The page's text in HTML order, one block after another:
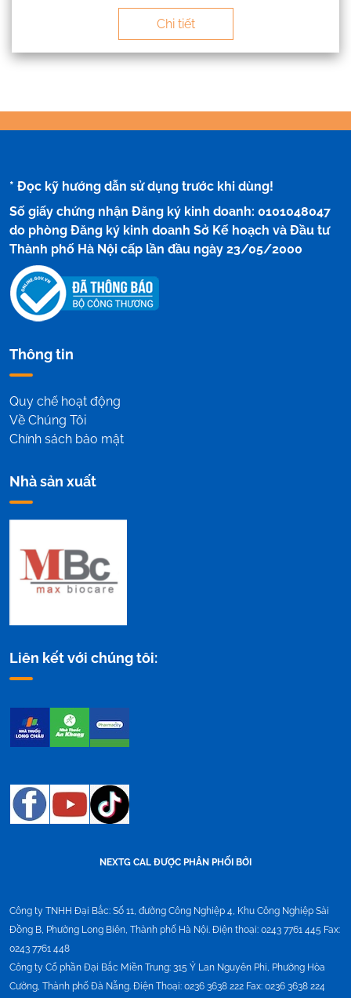
Chi tiết
* Đọc kỹ hướng dẫn sử dụng trước khi dùng!
Số giấy chứng nhận Đăng ký kinh doanh: 0101048047
do phòng Đăng ký kinh doanh Sở Kế hoạch và Đầu tư
Thành phố Hà Nội cấp lần đầu ngày 23/05/2000
Thông tin
Quy chế hoạt động
Về Chúng Tôi
Chính sách bảo mật
Nhà sản xuất
Liên kết với chúng tôi:
NEXTG CAL ĐƯỢC PHÂN PHỐI BỞI
Công ty TNHH Đại Bắc: Số 11, đường Công Nghiệp 4, Khu Công Nghiệp Sài
Đồng B, Phường Long Biên, Thành phố Hà Nội. Điện thoại: 0243 7761 445 Fax:
0243 7761 448
Công ty Cổ phần Đại Bắc Miền Trung: 315 Ỷ Lan Nguyên Phi, Phường Hòa
Cường, Thành phố Đà Nẵng. Điện Thoại: 0236 3638 222 Fax: 0236 3638 224